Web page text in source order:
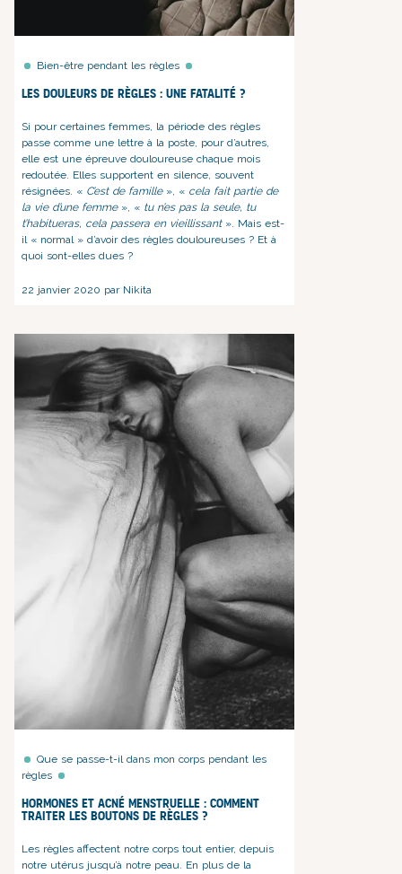
Bien-être pendant les règles
Les douleurs de règles : une fatalité ?
Si pour certaines femmes, la période des règles
passe comme une lettre à la poste, pour d’autres,
elle est une épreuve douloureuse chaque mois
redoutée. Elles supportent en silence, souvent
résignées. « C’est de famille», « cela fait partie de
la vie d’une femme », « tu n’es pas la seule, tu
t’habitueras, cela passera en vieillissant ». Mais est-
il « normal » d’avoir des règles douloureuses ? Et à
quoi sont-elles dues ?
22 janvier 2020 par Nikita
Que se passe-t-il dans mon corps pendant les
règles
Hormones et acné menstruelle : comment
traiter les boutons de règles ?
Les règles affectent notre corps tout entier, depuis
notre utérus jusqu’à notre peau. En plus de la